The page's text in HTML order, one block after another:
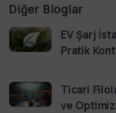
Diğer Bloglar
EV Şarj
Pratik
Ticari
ve